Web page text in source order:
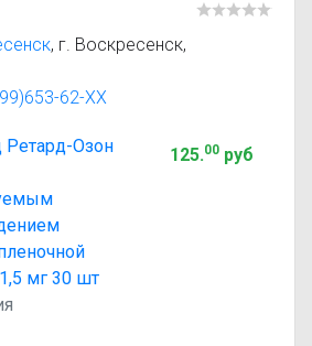
, г. Воскресенск,
62-XX
Озон
мг 30 шт
125.00руб